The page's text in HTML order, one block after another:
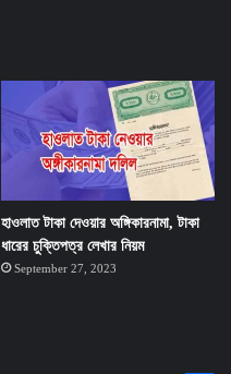
হাওলাত টাকা দেওয়ার অঙ্গিকারনামা, টাকা
ধারের চুক্তিপত্র লেখার নিয়ম
September 27, 2023